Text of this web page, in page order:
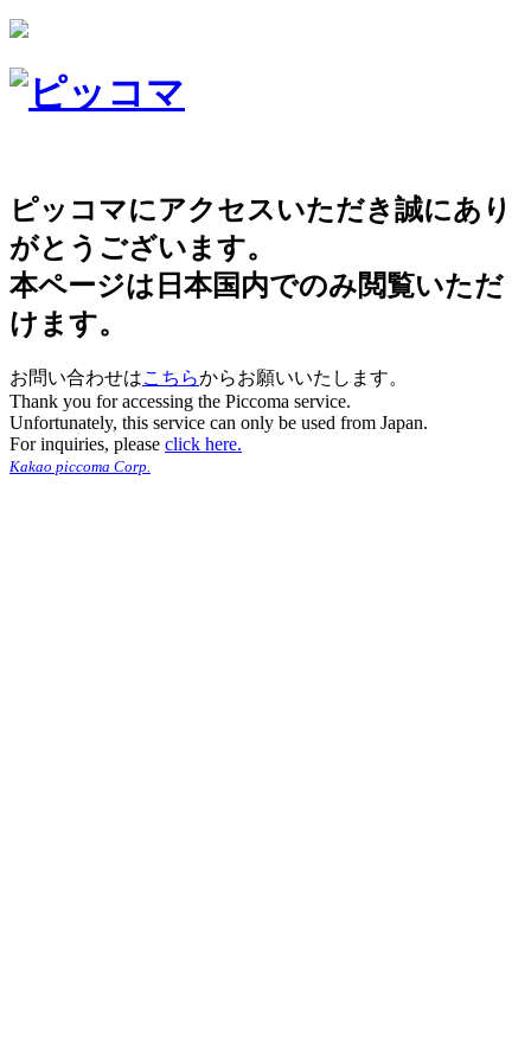
ピッコマにアクセスいただき誠にあり
がとうございます。
本ページは日本国内でのみ閲覧いただ
けます。
お問い合わせはこちらからお願いいたします。
Thank you for accessing the Piccoma service.
Unfortunately, this service can only be used from Japan.
For inquiries, please click here.
Kakao piccoma Corp.